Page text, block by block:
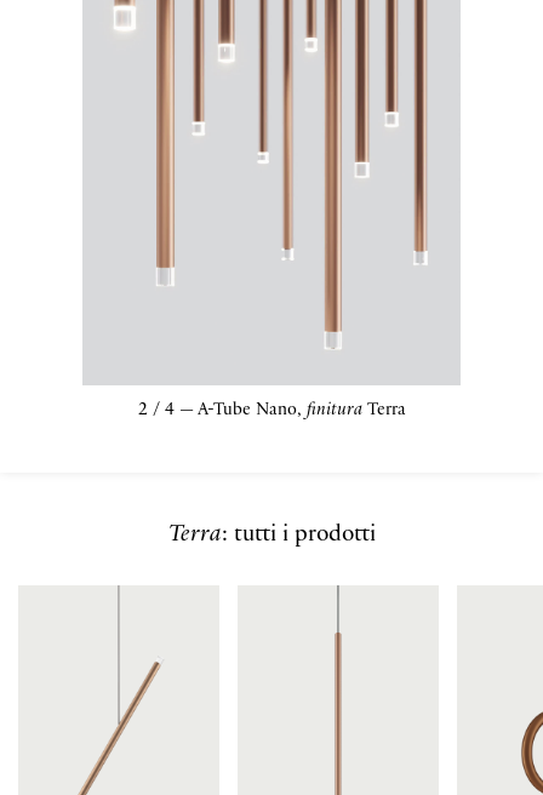
finitura
2 / 4 — A-Tube Nano, finituraTerra
finitura
finitura
Terra: tutti i prodotti